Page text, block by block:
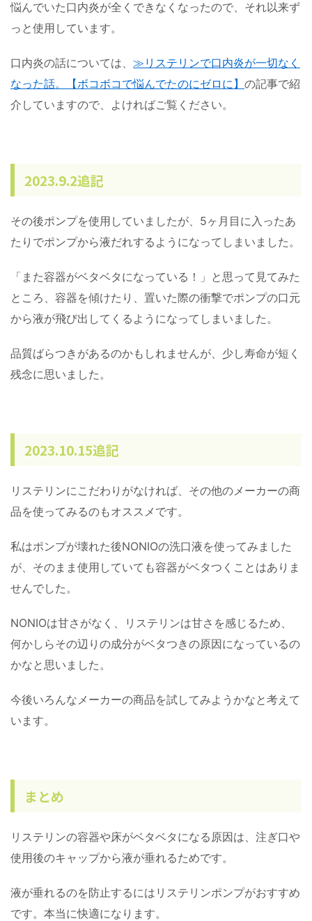
悩んでいた口内炎が全くできなくなったので、それ以来ず
っと使用しています。
口内炎の話については、 ≫リステリンで口内炎が一切なく
なった話。【ボコボコで悩んでたのにゼロに】 の記事で紹
介していますので、よければご覧ください。
2023.9.2追記
その後ポンプを使用していましたが、5ヶ月目に入ったあ
たりでポンプから液だれするようになってしまいました。
「また容器がベタベタになっている！」と思って見てみた
ところ、容器を傾けたり、置いた際の衝撃でポンプの口元
から液が飛び出してくるようになってしまいました。
品質ばらつきがあるのかもしれませんが、少し寿命が短く
残念に思いました。
2023.10.15追記
リステリンにこだわりがなければ、その他のメーカーの商
品を使ってみるのもオススメです。
私はポンプが壊れた後NONIOの洗口液を使ってみました
が、そのまま使用していても容器がベタつくことはありま
せんでした。
NONIOは甘さがなく、リステリンは甘さを感じるため、
何かしらその辺りの成分がベタつきの原因になっているの
かなと思いました。
今後いろんなメーカーの商品を試してみようかなと考えて
います。
まとめ
リステリンの容器や床がベタベタになる原因は、注ぎ口や
使用後のキャップから液が垂れるためです。
液が垂れるのを防止するにはリステリンポンプがおすすめ
です。本当に快適になります。